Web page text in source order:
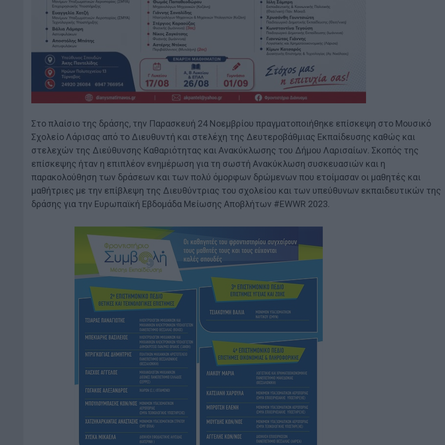
Στο πλαίσιο της δράσης, την Παρασκευή 24 Νοεμβρίου πραγματοποιήθηκε επίσκεψη στο Μουσικό
Σχολείο Λάρισας από το Διευθυντή και στελέχη της Δευτεροβάθμιας Εκπαίδευσης καθώς και
στελεχών της Διεύθυνσης Καθαριότητας και Ανακύκλωσης του Δήμου Λαρισαίων. Σκοπός της
επίσκεψης ήταν η επιπλέον ενημέρωση για τη σωστή Ανακύκλωση συσκευασιών και η
παρακολούθηση των δράσεων και των πολύ όμορφων δρώμενων που ετοίμασαν οι μαθητές και
μαθήτριες με την επίβλεψη της Διευθύντριας του σχολείου και των υπεύθυνων εκπαιδευτικών της
δράσης για την Ευρωπαϊκή Εβδομάδα Μείωσης Αποβλήτων #EWWR 2023.